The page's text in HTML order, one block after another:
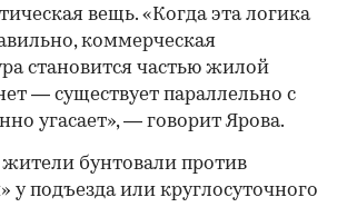
вещь. «Когда эта логика
коммерческая
становится частью жилой
— существует параллельно с
угасает», — говорит Ярова.
жители бунтовали против
у подъезда или круглосуточного